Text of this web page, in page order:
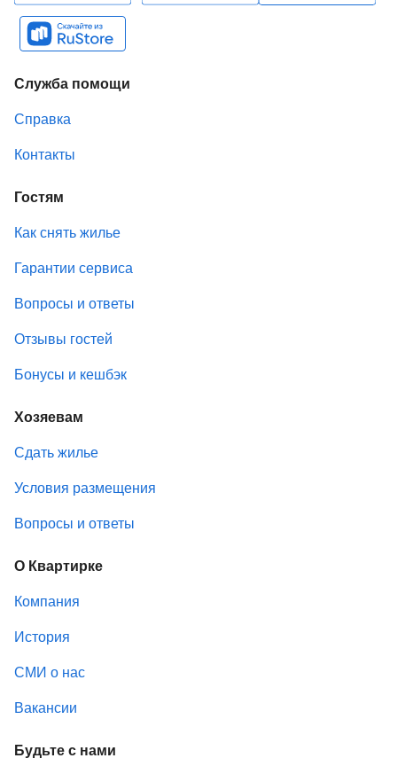
Служба помощи
Справка
Контакты
Гостям
Как снять жилье
Гарантии сервиса
Вопросы и ответы
Отзывы гостей
Бонусы и кешбэк
Хозяевам
Сдать жилье
Условия размещения
Вопросы и ответы
О Квартирке
Компания
История
СМИ о нас
Вакансии
Будьте с нами